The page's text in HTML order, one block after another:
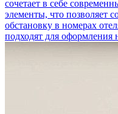
сочетает в себе
элементы, что позволяет
обстановку в номерах
подходят для оформления